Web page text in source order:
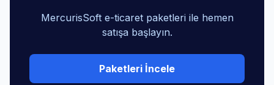
MercurisSoft e-ticaret paketleri ile hemen
satışa başlayın.
Paketleri İncele